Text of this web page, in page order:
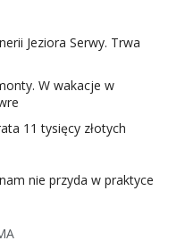
Jeziora Serwy. Trwa
W wakacje w
11 tysięcy złotych
nie przyda w praktyce